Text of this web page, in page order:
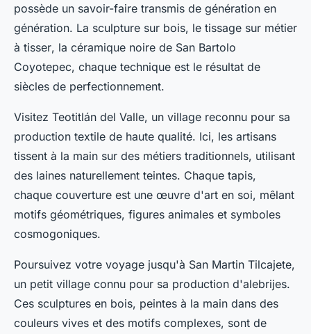
possède un savoir-faire transmis de génération en
génération. La sculpture sur bois, le tissage sur métier
à tisser, la céramique noire de San Bartolo
Coyotepec, chaque technique est le résultat de
siècles de perfectionnement.
Visitez Teotitlán del Valle, un village reconnu pour sa
production textile de haute qualité. Ici, les artisans
tissent à la main sur des métiers traditionnels, utilisant
des laines naturellement teintes. Chaque tapis,
chaque couverture est une œuvre d'art en soi, mêlant
motifs géométriques, figures animales et symboles
cosmogoniques.
Poursuivez votre voyage jusqu'à San Martin Tilcajete,
un petit village connu pour sa production d'alebrijes.
Ces sculptures en bois, peintes à la main dans des
couleurs vives et des motifs complexes, sont de